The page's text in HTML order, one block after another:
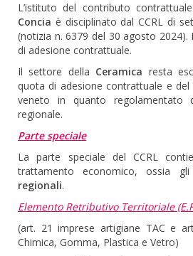
L’istituto del contributo
Concia è disciplinato dal CCRL di
(notizia n. 6379 del 30 agosto
di adesione contrattuale.
Il settore della Ceramica resta
quota di adesione contrattuale e
veneto in quanto regolamentato
regionale.
Parte speciale
La parte speciale del CCRL
trattamento economico, ossia gli
regionali.
Elemento Retributivo Territoriale
(art. 21 imprese artigiane TAC e
Chimica, Gomma, Plastica e Vetro)